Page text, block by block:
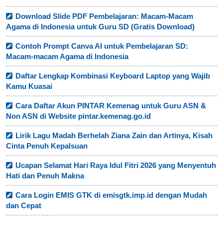
Download Slide PDF Pembelajaran: Macam-Macam
Agama di Indonesia untuk Guru SD (Gratis Download)
Contoh Prompt Canva AI untuk Pembelajaran SD:
Macam-macam Agama di Indonesia
Daftar Lengkap Kombinasi Keyboard Laptop yang Wajib
Kamu Kuasai
Cara Daftar Akun PINTAR Kemenag untuk Guru ASN &
Non ASN di Website pintar.kemenag.go.id
Lirik Lagu Madah Berhelah Ziana Zain dan Artinya, Kisah
Cinta Penuh Kepalsuan
Ucapan Selamat Hari Raya Idul Fitri 2026 yang Menyentuh
Hati dan Penuh Makna
Cara Login EMIS GTK di emisgtk.imp.id dengan Mudah
dan Cepat